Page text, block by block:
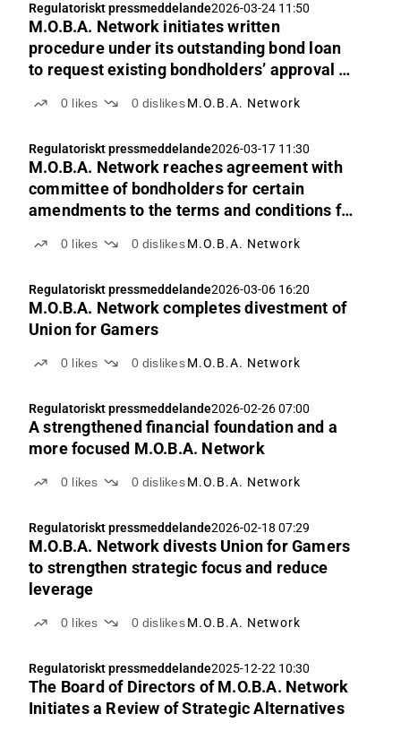
Regulatoriskt pressmeddelande2026-03-24 11:50
M.O.B.A. Network initiates written
procedure under its outstanding bond loan
to request existing bondholders’ approval of
terms and conditions for the bond loan
0 likes 0 dislikes M.O.B.A. Network
Regulatoriskt pressmeddelande2026-03-17 11:30
M.O.B.A. Network reaches agreement with
committee of bondholders for certain
amendments to the terms and conditions for
0 likes 0 dislikes M.O.B.A. Network
Regulatoriskt pressmeddelande2026-03-06 16:20
M.O.B.A. Network completes divestment of
Union for Gamers
0 likes 0 dislikes M.O.B.A. Network
Regulatoriskt pressmeddelande2026-02-26 07:00
A strengthened financial foundation and a
more focused M.O.B.A. Network
0 likes 0 dislikes M.O.B.A. Network
Regulatoriskt pressmeddelande2026-02-18 07:29
M.O.B.A. Network divests Union for Gamers
to strengthen strategic focus and reduce
leverage
0 likes 0 dislikes M.O.B.A. Network
Regulatoriskt pressmeddelande2025-12-22 10:30
The Board of Directors of M.O.B.A. Network
Initiates a Review of Strategic Alternatives